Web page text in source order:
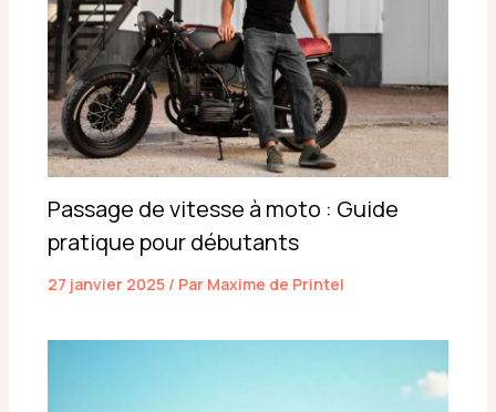
Passage de vitesse à moto : Guide
pratique pour débutants
27 janvier 2025 / Par Maxime de Printel